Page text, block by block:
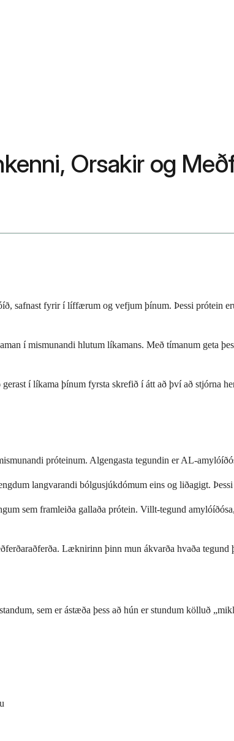
Orsakir og
safnast fyrir í líffærum og vefjum þínum. Þessi prótein
í mismunandi hlutum líkamans. Með tímanum
í líkama þínum fyrsta skrefið í átt að því að stjórna
próteinum. Algengasta tegundin er AL-
langvarandi bólgusjúkdómum eins og liðagigt.
sem framleiða gallaða prótein. Villt-tegund
Læknirinn þinn mun ákvarða hvaða
sem er ástæða þess að hún er stundum kölluð